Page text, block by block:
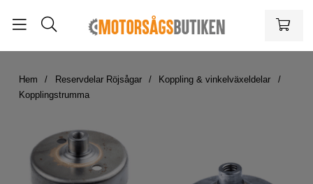
Hem Reservdelar Röjsågar
Koppling & vinkelväxeldelar
Kopplingstrumma